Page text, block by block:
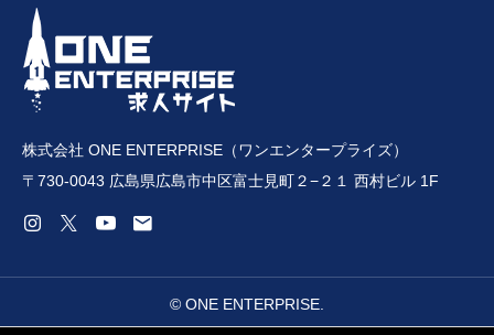
株式会社 ONE ENTERPRISE（ワンエンタープライズ）
〒730-0043 広島県広島市中区富士見町２−２１ 西村ビル 1F
© ONE ENTERPRISE.